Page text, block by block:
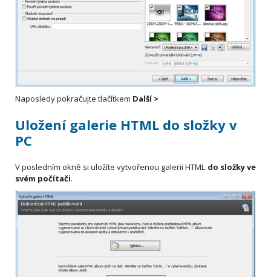
Naposledy pokračujte tlačítkem Další >
Uložení galerie HTML do složky v
PC
V posledním okně si uložíte vytvořenou galerii HTML do složky ve
svém počítači.